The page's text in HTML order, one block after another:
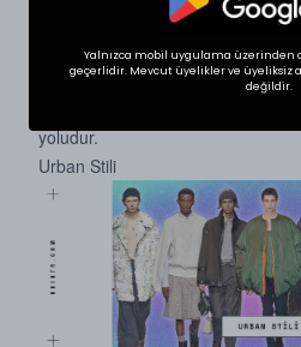
Urban culture modasında kombin
ortaya koymak için geniş bir
Rahatlık, şıklık ve özgünlük
yoludur.
Urban Stili
Yalnızca mobil uygulama
geçerlidir. Mevcut üyelikler ve üyeliksiz
değildir.